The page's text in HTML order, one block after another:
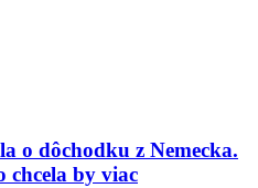
o dôchodku z Nemecka.
chcela by viac